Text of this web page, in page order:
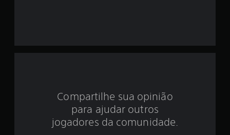
d
Compartilhe sua opinião
para ajudar outros
jogadores da comunidade.